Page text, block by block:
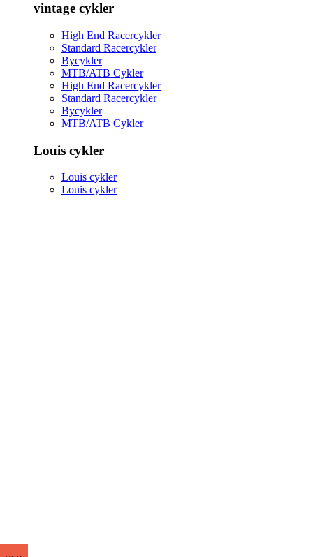
vintage cykler
High End Racercykler
Standard Racercykler
Bycykler
MTB/ATB Cykler
High End Racercykler
Standard Racercykler
Bycykler
MTB/ATB Cykler
Louis cykler
Louis cykler
Louis cykler